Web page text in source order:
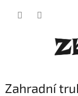
Zahradní